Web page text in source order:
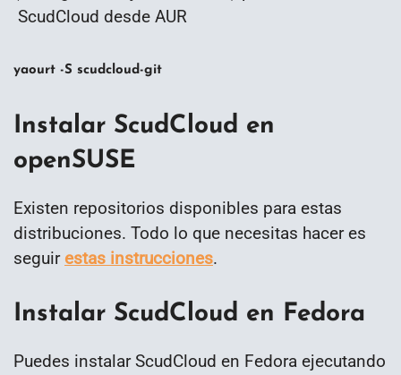
ScudCloud desde AUR
yaourt -S scudcloud-git
Instalar ScudCloud en
openSUSE
Existen repositorios disponibles para estas
distribuciones. Todo lo que necesitas hacer es
seguir estas instrucciones.
Instalar ScudCloud en Fedora
Puedes instalar ScudCloud en Fedora ejecutando